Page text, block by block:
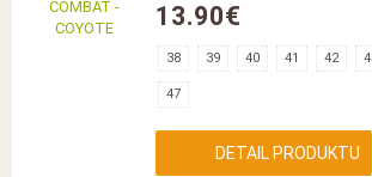
13.90€
38 39 40 41 42
47
DETAIL PRODUKTU